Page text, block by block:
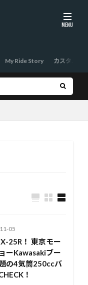
My Ride Story カスタム
05
25R！ 東京モー
ーKawasakiブー
の4気筒250ccバ
！